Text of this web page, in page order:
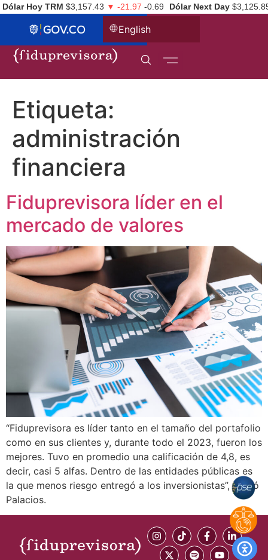
Dólar Hoy TRM $3,157.43 ▼ -21.97 -0.69 Dólar Next Day
English
Etiqueta:
administración
financiera
Fiduprevisora líder en el
mercado de valores
“Fiduprevisora es líder tanto en el tamaño del portafolio
como en sus clientes y, durante todo el 2023, fueron los
mejores. Tuvo en promedio una calificación de 4,8, es
decir, casi 5 alfas. Dentro de las entidades públicas es
la que menos riesgo entregó a los inversionistas”, acotó
Palacios.